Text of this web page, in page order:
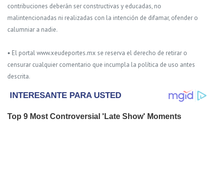
contribuciones deberán ser constructivas y educadas, no
malintencionadas ni realizadas con la intención de difamar, ofender o
calumniar a nadie.
• El portal www.xeudeportes.mx se reserva el derecho de retirar o
censurar cualquier comentario que incumpla la política de uso antes
descrita.